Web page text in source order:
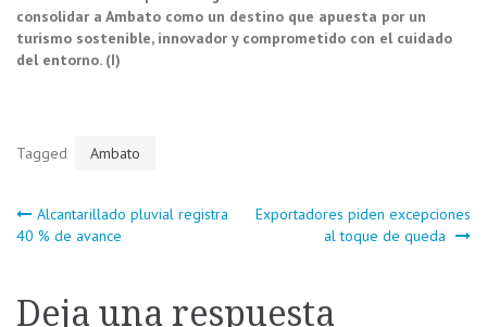
consolidar a Ambato como un destino que apuesta por un
turismo sostenible, innovador y comprometido con el cuidado
del entorno. (I)
Tagged Ambato
Navegación
Alcantarillado pluvial registra
40 % de avance
Exportadores piden excepciones
al toque de queda
Deja una respuesta